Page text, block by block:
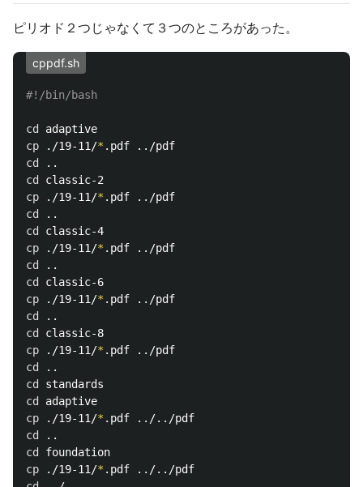
ピリオド２つじゃなくて３つのところがあった。
cppdf.sh
#!/bin/bash
cd
cp ./19-11/*
cd
cd
cp ./19-11/*
cd
cd
cp ./19-11/*
cd
cd
cp ./19-11/*
cd
cd
cp ./19-11/*
cd
cd
cd
cp ./19-11/*
cd
cd
cp ./19-11/*